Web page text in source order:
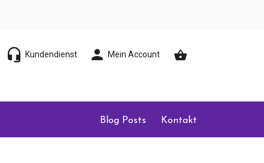
Kundendienst Mein Account
Blog Posts Kontakt